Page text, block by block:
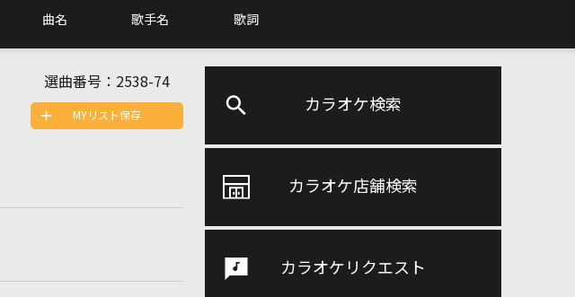
曲名 歌手名 歌詞
カラオケ検索
カラオケ店舗検索
カラオケリクエスト
選曲番号： 2538-74
MYリスト保存